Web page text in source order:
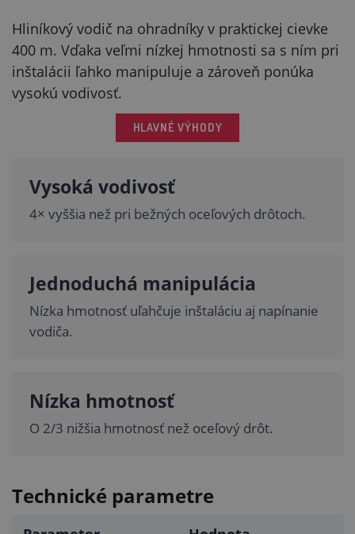
Hliníkový vodič na ohradníky v praktickej cievke
400 m. Vďaka veľmi nízkej hmotnosti sa s ním pri
inštalácii ľahko manipuluje a zároveň ponúka
vysokú vodivosť.
HLAVNÉ VÝHODY
Vysoká vodivosť
4× vyššia než pri bežných oceľových drôtoch.
Jednoduchá manipulácia
Nízka hmotnosť uľahčuje inštaláciu aj napínanie
vodiča.
Nízka hmotnosť
O 2/3 nižšia hmotnosť než oceľový drôt.
Technické parametre